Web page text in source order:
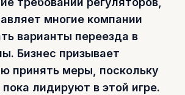
многие компании
варианты переезда в
Бизнес призывает
принять меры, поскольку
лидируют в этой игре.